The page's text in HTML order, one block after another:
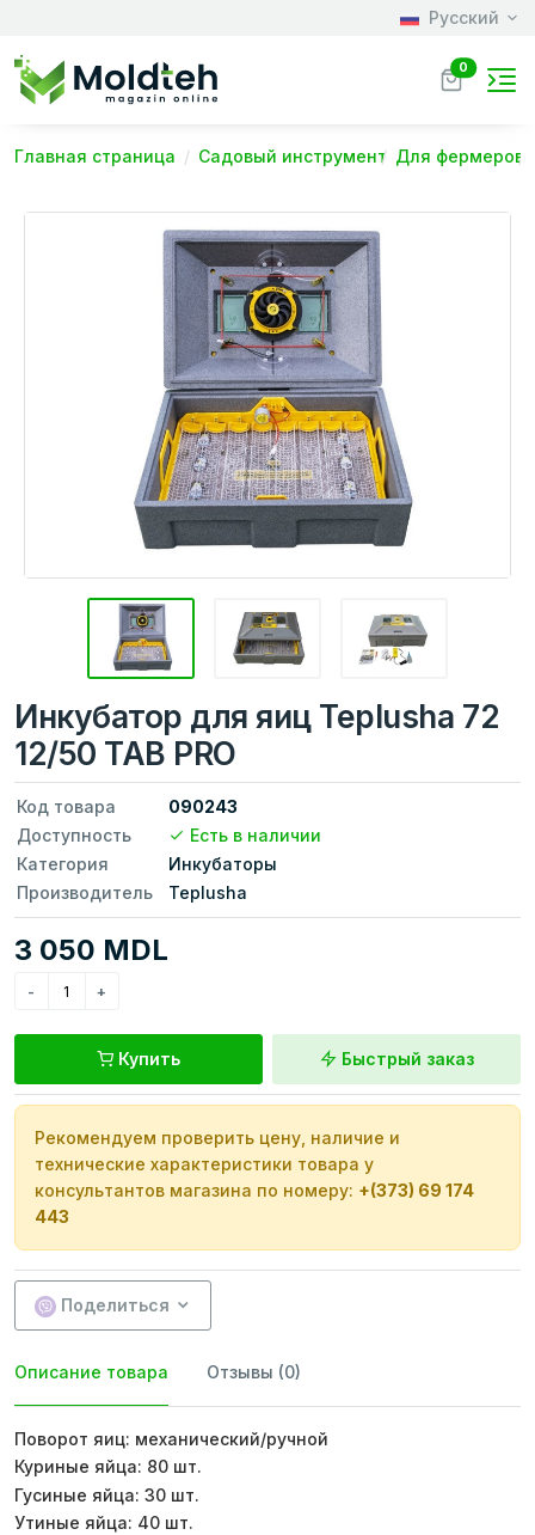
Русский
0
Главная страница Садовый инструмент Для фермеров
Инкубатор для яиц Teplusha 72
12/50 TAB PRO
Код товара
090243
Доступность
Есть в наличии
Категория
Инкубаторы
Производитель
Teplusha
3 050 MDL
Купить Быстрый заказ
Рекомендуем проверить цену, наличие и
технические характеристики товара у
консультантов магазина по номеру: +(373) 69 174
443
Поделиться
Описание товара Отзывы (0)
Поворот яиц: механический/ручной
Куриные яйца: 80 шт.
Гусиные яйца: 30 шт.
Утиные яйца: 40 шт.